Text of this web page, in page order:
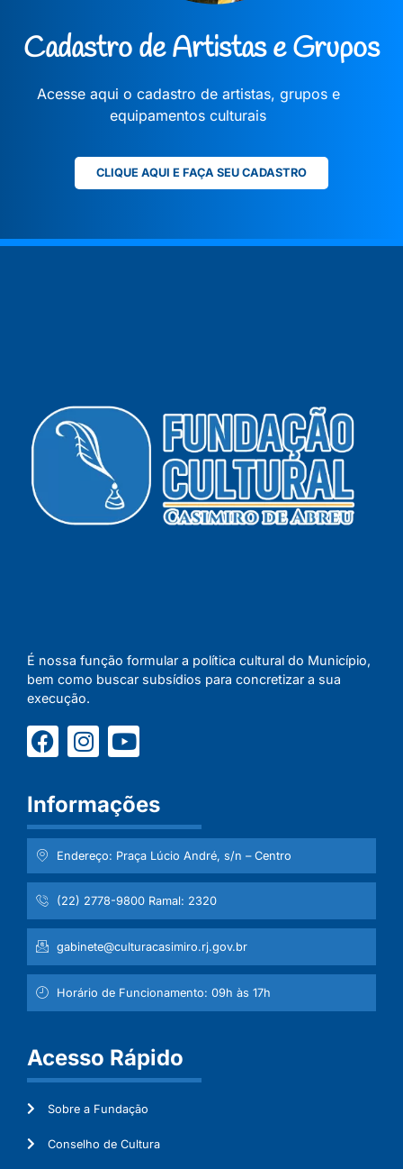
Cadastro de Artistas e Grupos
Acesse aqui o cadastro de artistas, grupos e
equipamentos culturais
CLIQUE AQUI E FAÇA SEU CADASTRO
É nossa função formular a política cultural do Município,
bem como buscar subsídios para concretizar a sua
execução.
Informações
Endereço: Praça Lúcio André, s/n – Centro
(22) 2778-9800 Ramal: 2320
gabinete@culturacasimiro.rj.gov.br
Horário de Funcionamento: 09h às 17h
Acesso Rápido
Sobre a Fundação
Conselho de Cultura